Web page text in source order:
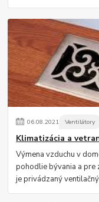
06.08.2021 Ventilátory
Klimatizácia a
Výmena vzduchu v
pohodlie bývania a pre
je privádzaný